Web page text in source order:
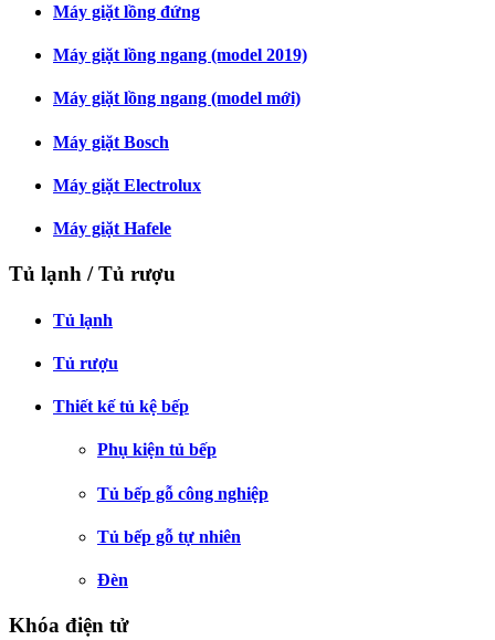
Máy giặt lồng đứng
Máy giặt lồng ngang (model 2019)
Máy giặt lồng ngang (model mới)
Máy giặt Bosch
Máy giặt Electrolux
Máy giặt Hafele
Tủ lạnh / Tủ rượu
Tủ lạnh
Tủ rượu
Thiết kế tủ kệ bếp
Phụ kiện tủ bếp
Tủ bếp gỗ công nghiệp
Tủ bếp gỗ tự nhiên
Đèn
Khóa điện tử